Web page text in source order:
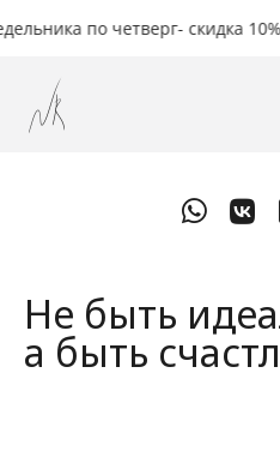
по четверг- скидка 10%🔥
Не быть
а быть